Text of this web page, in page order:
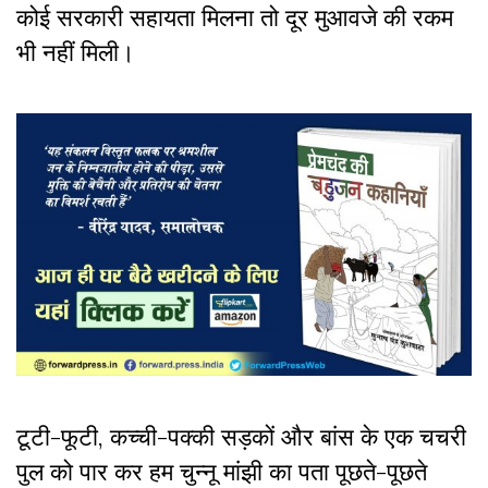
कोई सरकारी सहायता मिलना तो दूर मुआवजे की रकम
भी नहीं मिली।
टूटी-फूटी, कच्ची-पक्की सड़कों और बांस के एक चचरी
पुल को पार कर हम चुन्नू मांझी का पता पूछते-पूछते